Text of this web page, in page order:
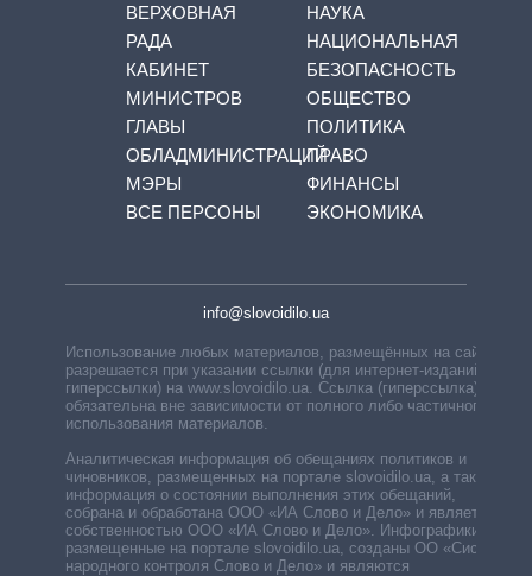
ВЕРХОВНАЯ
РАДА
КАБИНЕТ
МИНИСТРОВ
ГЛАВЫ
ОБЛАДМИНИСТРАЦИЙ
МЭРЫ
ВСЕ ПЕРСОНЫ
НАУКА
НАЦИОНАЛЬНАЯ
БЕЗОПАСНОСТЬ
ОБЩЕСТВО
ПОЛИТИКА
ПРАВО
ФИНАНСЫ
ЭКОНОМИКА
info@slovoidilo.ua
Использование любых материалов, размещённых на сайте,
разрешается при указании ссылки (для интернет-изданий —
гиперссылки) на www.slovoidilo.ua. Ссылка (гиперссылка)
обязательна вне зависимости от полного либо частичного
использования материалов.
Аналитическая информация об обещаниях политиков и
чиновников, размещенных на портале slovoidilo.ua, а также
информация о состоянии выполнения этих обещаний,
собрана и обработана ООО «ИА Слово и Дело» и является
собственностью ООО «ИА Слово и Дело». Инфографики,
размещенные на портале slovoidilo.ua, созданы ОО «Система
народного контроля Слово и Дело» и являются